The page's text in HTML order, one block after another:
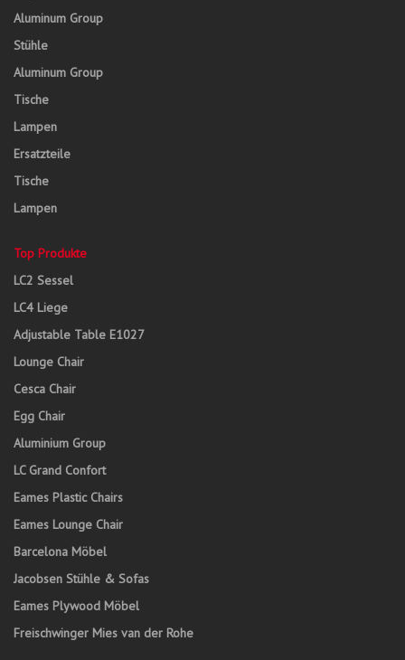
Aluminum Group
Stühle
Aluminum Group
Tische
Lampen
Ersatzteile
Tische
Lampen
Top Produkte
LC2 Sessel
LC4 Liege
Adjustable Table E1027
Lounge Chair
Cesca Chair
Egg Chair
Aluminium Group
LC Grand Confort
Eames Plastic Chairs
Eames Lounge Chair
Barcelona Möbel
Jacobsen Stühle & Sofas
Eames Plywood Möbel
Freischwinger Mies van der Rohe